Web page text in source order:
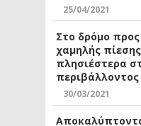
25/04/2021
Στο δρόμο
χαμηλής
πλησιέστερα
περιβάλλοντος
30/03/2021